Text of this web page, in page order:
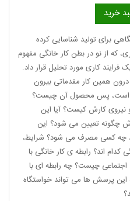
خرید
برای تولید شناسایی کرده
که از نو در بطن کار خانگی مفهوم
کاری مورد تحلیل قرار داد.
همین کار مقدماتی بیرون
است، پس محصول آن چیست؟
نیروی کارش کیست؟ آیا این
چگونه تعیین می شود؟ این
چه کسی مصرف می شود؟ شرایط،
اند؟ رابطه ی کار خانگی با
اجتماعی چیست؟ چه رابطه ای با
این پرسش ها می تواند خواستگاه